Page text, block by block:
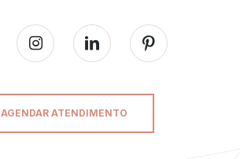
AGENDAR ATENDIMENTO